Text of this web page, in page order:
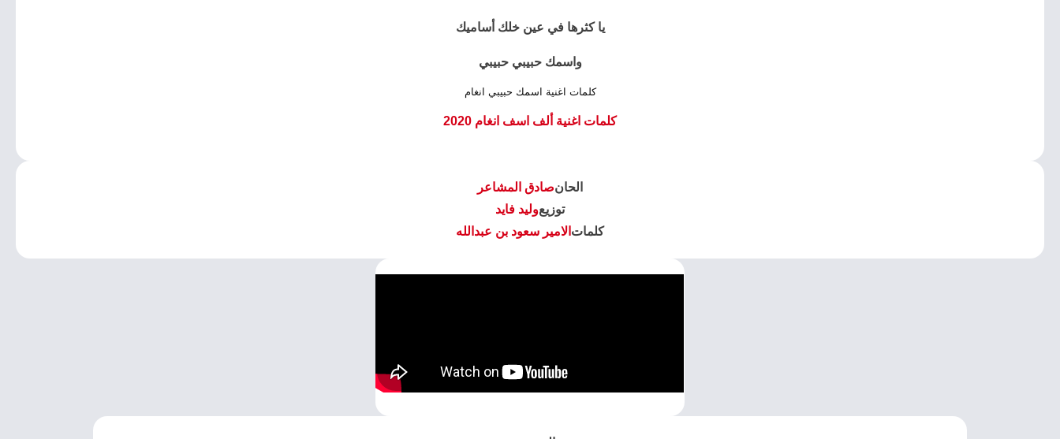
يا كثرها في عين خلك أساميك
واسمك حبيبي حبيبي
كلمات اغنية اسمك حبيبي انغام
كلمات اغنية ألف اسف انغام 2020
الحانصادق المشاعر
توزيعوليد فايد
كلمات الامير سعود بن عبدالله